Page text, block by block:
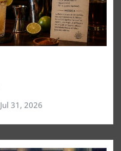
Jul 31, 2026